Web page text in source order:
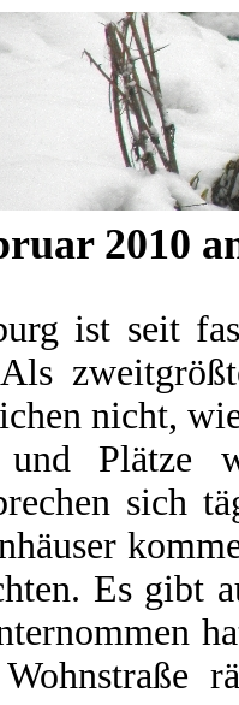
2010
ist seit
nicht,
und Plätze
sich
Es gibt